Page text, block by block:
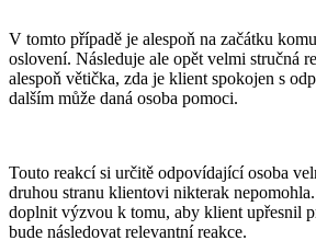
V tomto případě je alespoň na začátku
oslovení. Následuje ale opět velmi stručná
alespoň větička, zda je klient spokojen s
dalším může daná osoba pomoci.
Touto reakcí si určitě odpovídající osoba
druhou stranu klientovi nikterak
doplnit výzvou k tomu, aby klient upřesnil
bude následovat relevantní reakce.